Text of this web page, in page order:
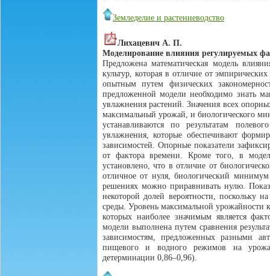
Земледелие и растениеводство
Лихацевич А. П.
Моделирование влияния регулируемых
Предложена математическая модель
культур, которая в отличие от
опытным путем физических
предложенной модели необходимо знать
увлажнения растений. Значения всех
максимальный урожай, и биологического
устанавливаются по результатам
увлажнения, которые обеспечивают
зависимостей. Опорные показатели
от фактора времени. Кроме того, в
установлено, что в отличие от
отличное от нуля, биологический
решениях можно приравнивать нулю.
некоторой долей вероятности, поскольку
среды. Уровень максимальной урожайности
которых наиболее значимым является
модели выполнена путем сравнения
зависимостям, предложенных разными
пищевого и водного режимов на
детерминации 0,86–0,96).